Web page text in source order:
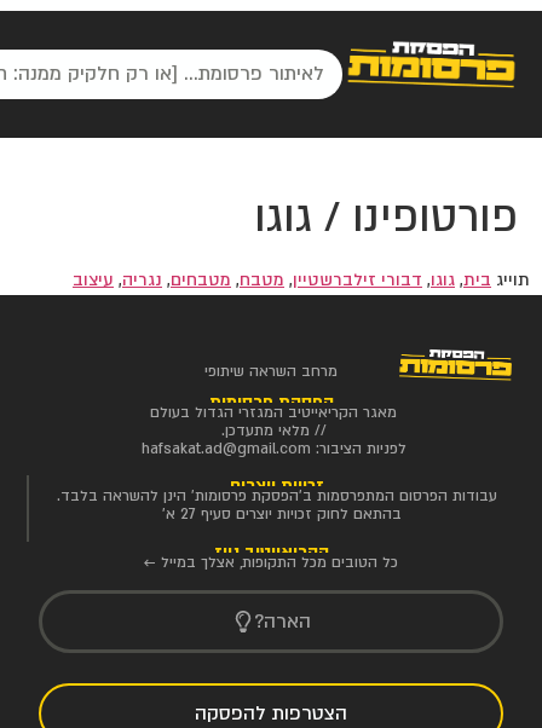
פורטופינו / גוגו
תוייג בית, גוגו, דבורי זילברשטיין, מטבח, מטבחים, נגריה, עיצוב
מרחב השראה שיתופי
הפסקת פרסומות
מאגר הקריאייטיב המגזרי הגדול בעולם
// מלאי מתעדכן.
לפניות הציבור: hafsakat.ad@gmail.com
זכויות יוצרים
עבודות הפרסום המתפרסמות ב'הפסקת פרסומות' הינן להשראה בלבד.
בהתאם לחוק זכויות יוצרים סעיף 27 א'
הקריאייטיב ניוז
כל הטובים מכל התקופות, אצלך במייל ←
הארה?
הצטרפות להפסקה